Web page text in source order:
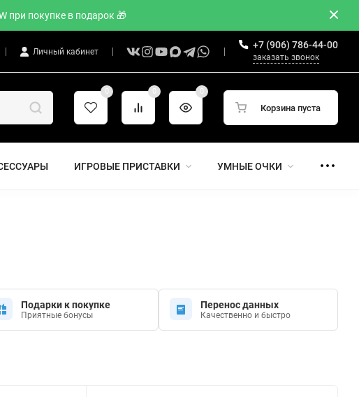
при покупке в подарок 🎁
Личный кабинет
+7 (906) 786-44-00
заказать звонок
0 0 0
Корзина пуста
ИГРОВЫЕ ПРИСТАВКИ УМНЫЕ ОЧКИ
Подарки к покупке
Приятные бонусы
Перенос данных
Качественно и быстро